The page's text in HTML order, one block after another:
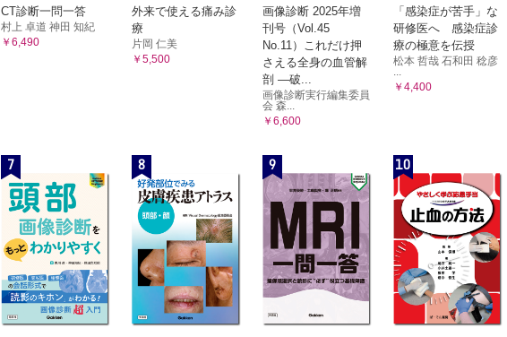
6 退院後の生活を想定した作業療法の理解
作業療法士の役割
患者が退院するまでに克服すべき課題の予測
1 退院を促される長期入院患者の理解
長期入院患者の現状
長期入院に至った患者の心理面の理解
2 長期入院患者の作業療法の適応
作業療法士の役割
退院を実現するための作業療法の目標
作業療法の方向づけ
作業療法士の視点
CT診断一問一答
村上 卓道 神田 知紀
￥6,490
外来で使える痛み診
療
片岡 仁美
￥5,500
画像診断 2025年増
刊号（Vol.45
No.11）これだけ押
さえる全身の血管解
剖 ―破...
画像診断実行編集委員
会 森...
￥6,600
「感染症が苦手」な
研修医へ 感染症診
療の極意を伝授
松本 哲哉 石和田 稔彦
...
￥4,400
7 8 9 10